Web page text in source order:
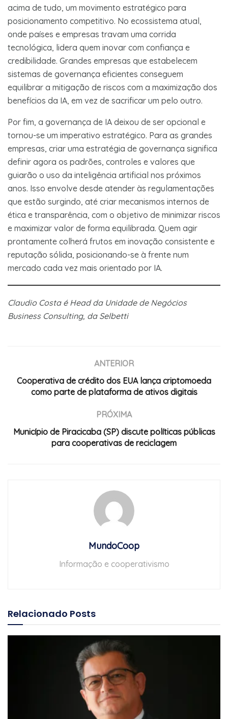
acima de tudo, um movimento estratégico para
posicionamento competitivo. No ecossistema atual,
onde países e empresas travam uma corrida
tecnológica, lidera quem inovar com confiança e
credibilidade. Grandes empresas que estabelecem
sistemas de governança eficientes conseguem
equilibrar a mitigação de riscos com a maximização dos
benefícios da IA, em vez de sacrificar um pelo outro.
Por fim, a governança de IA deixou de ser opcional e
tornou-se um imperativo estratégico. Para as grandes
empresas, criar uma estratégia de governança significa
definir agora os padrões, controles e valores que
guiarão o uso da inteligência artificial nos próximos
anos. Isso envolve desde atender às regulamentações
que estão surgindo, até criar mecanismos internos de
ética e transparência, com o objetivo de minimizar riscos
e maximizar valor de forma equilibrada. Quem agir
prontamente colherá frutos em inovação consistente e
reputação sólida, posicionando-se à frente num
mercado cada vez mais orientado por IA.
Claudio Costa é Head da Unidade de Negócios
Business Consulting, da Selbetti
ANTERIOR
Cooperativa de crédito dos EUA lança criptomoeda
como parte de plataforma de ativos digitais
PRÓXIMA
Município de Piracicaba (SP) discute políticas públicas
para cooperativas de reciclagem
MundoCoop
Informação e cooperativismo
Relacionado Posts